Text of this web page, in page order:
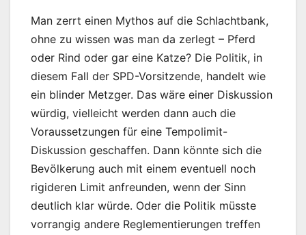
Man zerrt einen Mythos auf die Schlachtbank,
ohne zu wissen was man da zerlegt – Pferd
oder Rind oder gar eine Katze? Die Politik, in
diesem Fall der SPD-Vorsitzende, handelt wie
ein blinder Metzger. Das wäre einer Diskussion
würdig, vielleicht werden dann auch die
Voraussetzungen für eine Tempolimit-
Diskussion geschaffen. Dann könnte sich die
Bevölkerung auch mit einem eventuell noch
rigideren Limit anfreunden, wenn der Sinn
deutlich klar würde. Oder die Politik müsste
vorrangig andere Reglementierungen treffen